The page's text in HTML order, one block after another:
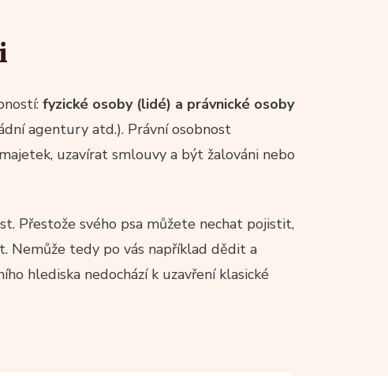
fyzické osoby (lidé) a právnické osoby
agentury atd.). Právní osobnost
uzavírat smlouvy a být žalováni nebo
Přestože svého psa můžete nechat pojistit,
Nemůže tedy po vás například dědit a
hlediska nedochází k uzavření klasické